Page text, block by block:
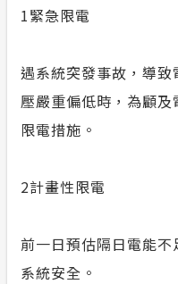
1緊急限電
遇系統突發事故，導
壓嚴重偏低時，為顧
限電措施。
2計畫性限電
前一日預估隔日電能
系統安全。